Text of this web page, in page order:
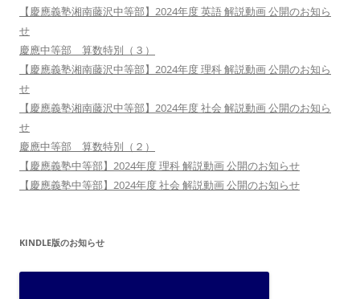
【慶應義塾湘南藤沢中等部】2024年度 英語 解説動画 公開のお知ら
せ
慶應中等部 算数特別（３）
【慶應義塾湘南藤沢中等部】2024年度 理科 解説動画 公開のお知ら
せ
【慶應義塾湘南藤沢中等部】2024年度 社会 解説動画 公開のお知ら
せ
慶應中等部 算数特別（２）
【慶應義塾中等部】2024年度 理科 解説動画 公開のお知らせ
【慶應義塾中等部】2024年度 社会 解説動画 公開のお知らせ
KINDLE版のお知らせ